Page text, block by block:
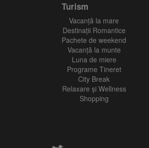
Turism
Vacanţă la mare
Destinații Romantice
Pachete de weekend
Vacanță la munte
Luna de miere
Programe Tineret
City Break
Relaxare și Wellness
Shopping